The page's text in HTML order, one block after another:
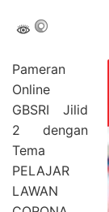
Pameran
Online
GBSRI Jilid
2 dengan
Tema
PELAJAR
LAWAN